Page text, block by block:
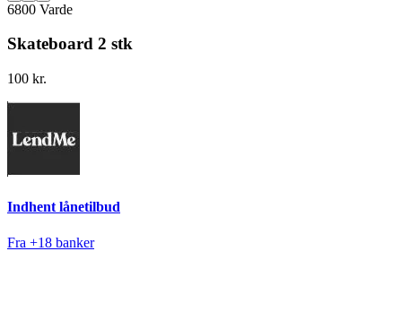
6800 Varde
Skateboard 2 stk
100 kr.
Indhent lånetilbud
Fra +18 banker